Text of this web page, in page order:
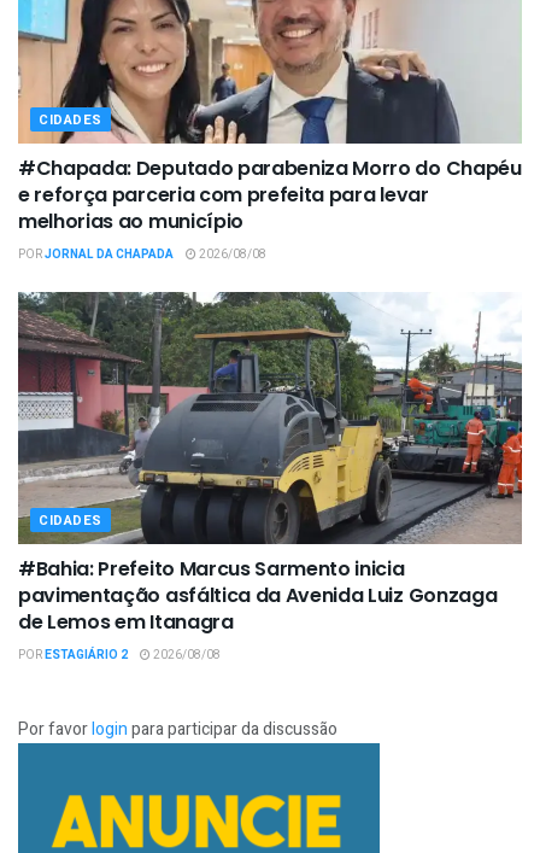
CIDADES
#Chapada: Deputado parabeniza Morro do Chapéu
e reforça parceria com prefeita para levar
melhorias ao município
PORJORNAL DA CHAPADA 2026/08/08
CIDADES
#Bahia: Prefeito Marcus Sarmento inicia
pavimentação asfáltica da Avenida Luiz Gonzaga
de Lemos em Itanagra
PORESTAGIÁRIO 2 2026/08/08
Por favorloginpara participar da discussão